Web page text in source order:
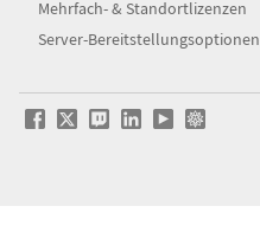
Mehrfach- & Standortlizenzen
Server-Bereitstellungsoptionen